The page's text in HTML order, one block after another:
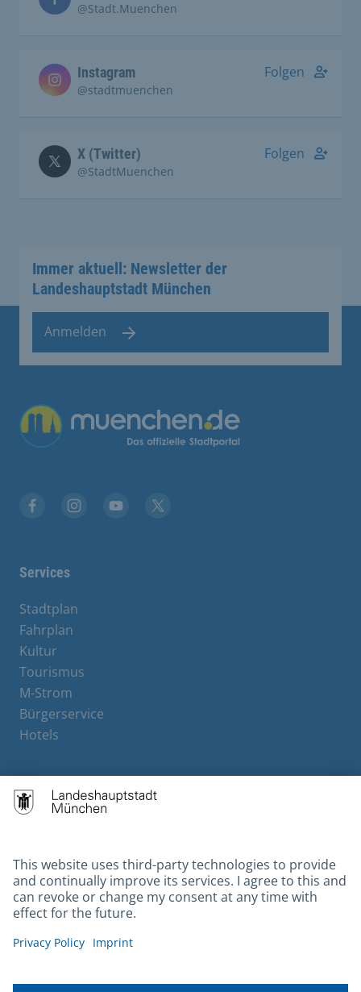
@Stadt.Muenchen
Instagram
@stadtmuenchen
Folgen
X (Twitter)
@StadtMuenchen
Folgen
Immer aktuell: Newsletter der
Landeshauptstadt München
Anmelden
Übergreifende Links
Services
Stadtplan
Fahrplan
Kultur
Tourismus
M-Strom
Bürgerservice
Hotels
Contact
Gebärdensprache
Datenschutz
Kontakt